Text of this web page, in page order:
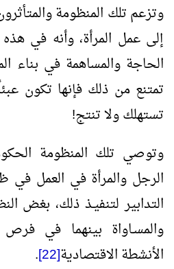
وتزعم تلك المنظومة
إلى عمل المرأة، وأنه في
الحاجة والمساهمة في بناء
تمتنع من ذلك فإنها تكون
تستهلك ولا تنتج!
وتوصي تلك المنظومة
الرجل والمرأة في العمل في
التدابير لتنفيـذ ذلك، بغض
والمسـاواة بينهما في
الأنشطة الاقتصادية[22]
.